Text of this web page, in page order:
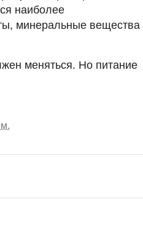
наиболее
минеральные вещества
меняться. Но питание